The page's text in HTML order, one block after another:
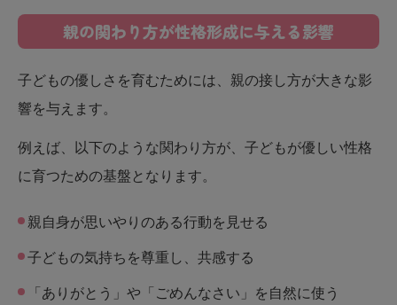
親の関わり方が性格形成に与える影響
子どもの優しさを育むためには、親の接し方が大きな影
響を与えます。
例えば、以下のような関わり方が、子どもが優しい性格
に育つための基盤となります。
親自身が思いやりのある行動を見せる
子どもの気持ちを尊重し、共感する
「ありがとう」や「ごめんなさい」を自然に使う